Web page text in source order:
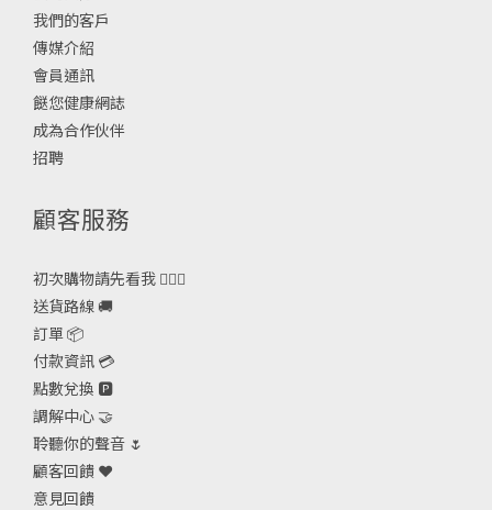
我們的客戶
傳媒介紹
會員通訊
餸您健康網誌
成為合作伙伴
招聘
顧客服務
初次購物請先看我 🙋🏻‍♀️
送貨路線 🚚
訂單 📦
付款資訊 💳
點數兌換 🅿️
調解中心 🤝
聆聽你的聲音 🌷
顧客回饋 ❤️
意見回饋